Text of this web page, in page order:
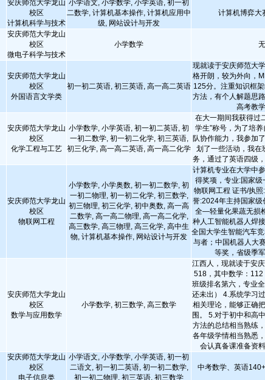
安庆师范大学龙山
校区
计算机科学与技术
小学语文, 小学数学, 小学英语, 初一初
二数学, 计算机基本操作, 计算机应用中
级, 网站设计与开发
计算机博弈大
安庆师范大学龙山
校区
微电子科学与技术
小学数学 无
安庆师范大学龙山
校区
外国语言文学类
初一初二英语, 初三英语, 高一高二英语
现就读于安庆师范大
格开朗，较为外向，
125分。注重知识框
方法，有个人解题思
高考教学
安庆师范大学龙山
校区
化学工程与工艺
小学数学, 小学英语, 初一初二英语, 初
一初二数学, 初一初二化学, 初三英语,
初三化学, 高一高二英语, 高一高二化学
在大一期间我获得过
学生”称号，为了培
队协作能力，我参加
划了一些活动，我在
务，通过了英语四级
安庆师范大学龙山
校区
物联网工程
小学数学, 小学奥数, 初一初二数学, 初
一初二物理, 初一初二化学, 初三数学,
初三物理, 初三化学, 初中奥数, 高一高
二数学, 高一高二物理, 高一高二化学,
高三数学, 高三物理, 高三化学, 高中生
物, 计算机基本操作, 网站设计与开发
计算机专业在大学中
得奖项，专业:国家
物联网工程 证书/执
誉:2024年主持国家级
全—轻量化果蔬无损
种人工智能机器人焊
全国大学生智能汽车
与者；中国机器人大
等奖，省级季
安庆师范大学龙山
校区
数学与应用数学
小学数学, 初三数学, 高三数学
江西人，现就读于安
518，其中数学：112
班级排名第六，专业
还未出） 4.系统学习
相关理论，能够正确
围。 5.对于初中和高
方法的总结相当熟练
各年级学情相当熟悉
会认真备课准备资
安庆师范大学龙山
校区
电子信息类
小学语文, 小学数学, 小学英语, 初一初
二语文, 初一初二英语, 初一初二数学,
初一初二物理, 初三英语, 初三数学
中考数学、英语